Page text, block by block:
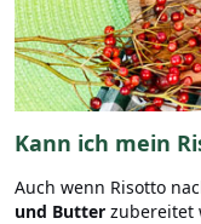
Kann ich mein
Auch wenn Risotto
und Butter zubereitet